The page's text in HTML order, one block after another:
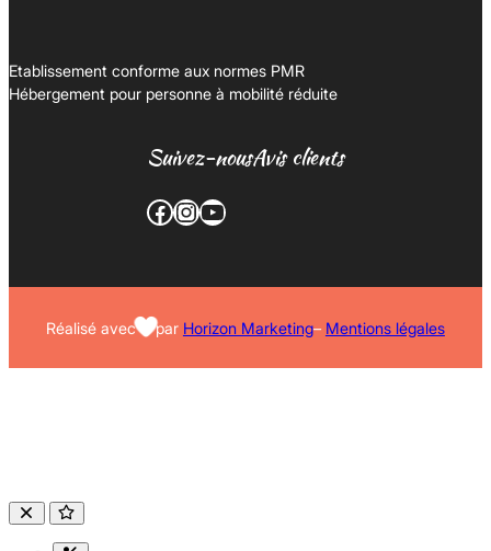
Etablissement conforme aux normes PMR
Hébergement pour personne à mobilité réduite
Suivez-nous
Facebook
Instagram
YouTube
Avis clients
Réalisé avec par Horizon Marketing– Mentions légales